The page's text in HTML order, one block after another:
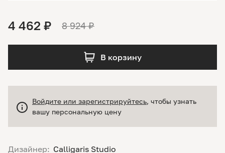
Дизайнер: Calligaris Studio
Войдите или зарегистрируйтесь, чтобы узнать
вашу персональную цену
4 462 ₽ 8 924 ₽
В корзину